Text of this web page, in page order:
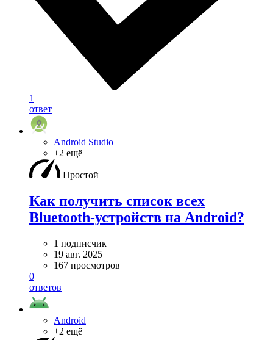
1
ответ
Android Studio
+2 ещё
Простой
Как получить список всех
Bluetooth-устройств на Android?
1 подписчик
19 авг. 2025
167 просмотров
0
ответов
Android
+2 ещё